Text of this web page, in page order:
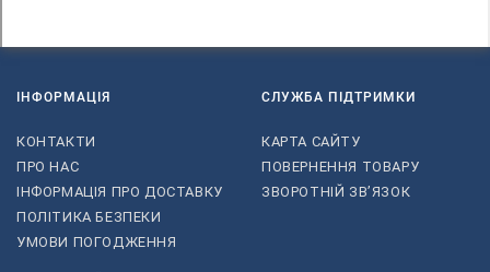
ІНФОРМАЦІЯ
КОНТАКТИ
ПРО НАС
ІНФОРМАЦІЯ ПРО ДОСТАВКУ
ПОЛІТИКА БЕЗПЕКИ
УМОВИ ПОГОДЖЕННЯ
СЛУЖБА ПІДТРИМКИ
КАРТА САЙТУ
ПОВЕРНЕННЯ ТОВАРУ
ЗВОРОТНІЙ ЗВ’ЯЗОК